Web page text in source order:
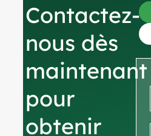
Contactez-
nous dès
maintenant
pour
obtenir